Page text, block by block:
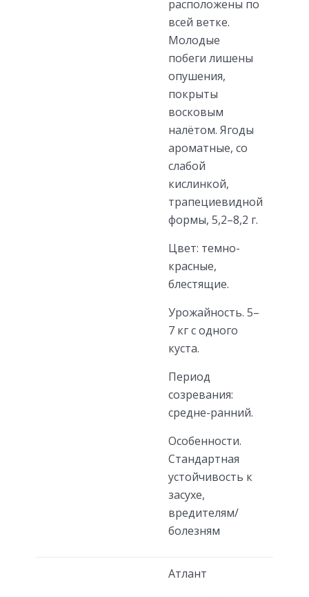
расположены по
всей ветке.
Молодые
побеги лишены
опушения,
покрыты
восковым
налётом. Ягоды
ароматные, со
слабой
кислинкой,
трапециевидной
формы, 5,2–8,2 г.
Цвет: темно-
красные,
блестящие.
Урожайность. 5–
7 кг с одного
куста.
Период
созревания:
средне-ранний.
Особенности.
Стандартная
устойчивость к
засухе,
вредителям/
болезням
Атлант